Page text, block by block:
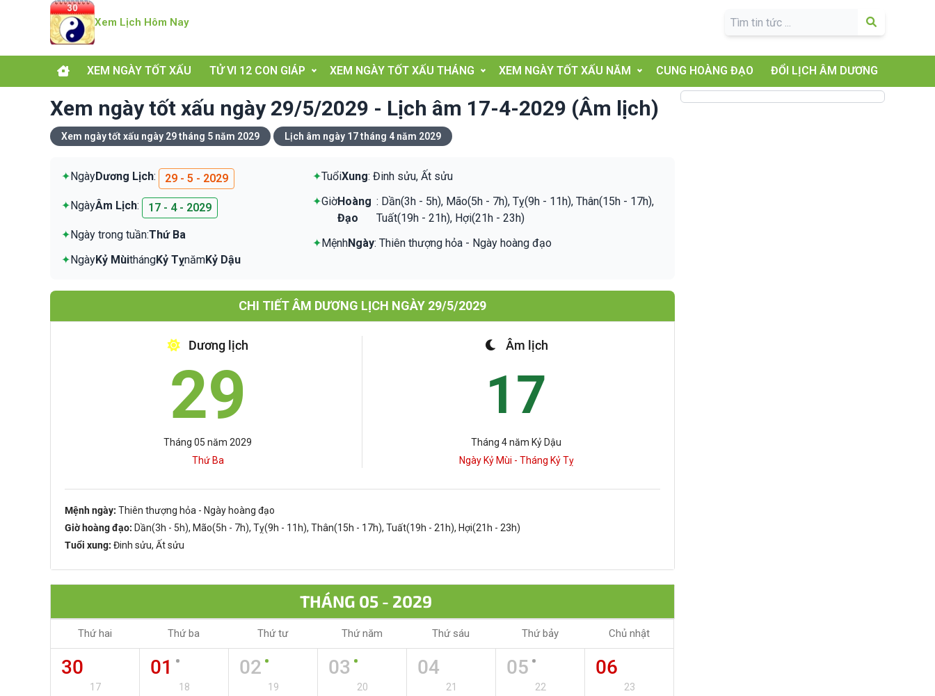
Xem Lịch Hôm Nay
XEM NGÀY TỐT XẤU TỬ VI 12 CON GIÁP XEM NGÀY TỐT XẤU THÁNG XEM NGÀY TỐT XẤU NĂM CUNG HOÀNG ĐẠO ĐỔI LỊCH ÂM DƯƠNG
Xem ngày tốt xấu ngày 29/5/2029 - Lịch âm 17-4-2029 (Âm lịch)
Xem ngày tốt xấu ngày 29 tháng 5 năm 2029 Lịch âm ngày 17 tháng 4 năm 2029
✦NgàyDương Lịch: 29 - 5 - 2029
✦NgàyÂm Lịch: 17 - 4 - 2029
✦Ngày trong tuần:Thứ Ba
✦NgàyKỷ MùithángKỷ TỵnămKỷ Dậu
✦TuổiXung: Đinh sửu, Ất sửu
✦GiờHoàng
Đạo
: Dần(3h - 5h), Mão(5h - 7h), Tỵ(9h - 11h), Thân(15h - 17h),
Tuất(19h - 21h), Hợi(21h - 23h)
✦MệnhNgày: Thiên thượng hỏa - Ngày hoàng đạo
CHI TIẾT ÂM DƯƠNG LỊCH NGÀY 29/5/2029
Dương lịch
29
Tháng 05 năm 2029
Thứ Ba
Âm lịch
17
Tháng 4 năm Kỷ Dậu
Ngày Kỷ Mùi - Tháng Kỷ Tỵ
Mệnh ngày: Thiên thượng hỏa - Ngày hoàng đạo
Giờ hoàng đạo: Dần(3h - 5h), Mão(5h - 7h), Tỵ(9h - 11h), Thân(15h - 17h), Tuất(19h - 21h), Hợi(21h - 23h)
Tuổi xung: Đinh sửu, Ất sửu
THÁNG 05 - 2029
Thứ hai Thứ ba Thứ tư Thứ năm Thứ sáu Thứ bảy Chủ nhật
30
17
01
18
02
19
03
20
04
21
05
22
06
23